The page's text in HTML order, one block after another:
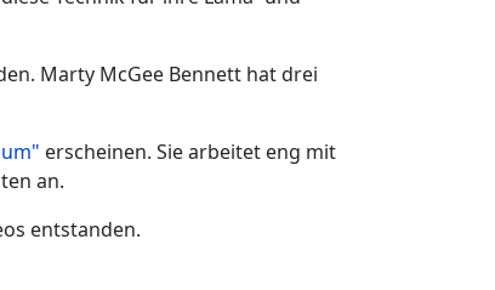
Marty McGee Bennett hat drei
erscheinen. Sie arbeitet eng mit
an.
entstanden.